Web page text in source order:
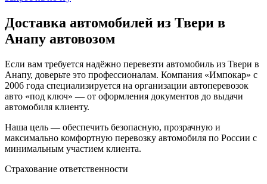
Доставка автомобилей из Твери в
Анапу автовозом
Если вам требуется надёжно перевезти автомобиль из Твери в
Анапу, доверьте это профессионалам. Компания «Импокар» с
2006 года специализируется на организации автоперевозок
авто «под ключ» — от оформления документов до выдачи
автомобиля клиенту.
Наша цель — обеспечить безопасную, прозрачную и
максимально комфортную перевозку автомобиля по России с
минимальным участием клиента.
Страхование ответственности